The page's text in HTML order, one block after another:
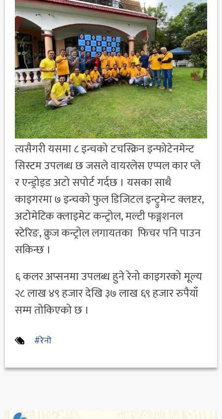
त्यसैगरी यसमा ८ इन्चको टचस्क्रिन इन्फोटेनमेन्ट
सिस्टम उपलब्ध छ जसले वायरलेस एप्पल कार प्ले
र एन्ड्रोइड अटो सपोर्ट गर्दछ । यसका साथै
काइगरमा ७ इन्चको फुल डिजिटल इन्ट्रुमेन्ट क्लष्टर,
अटोमेटिक क्लाइमेट कन्ट्रोल, मल्टी फङ्गशनल
स्टेरिङ, क्रुज कन्ट्रोल लगायतका फिचर पनि पाउन
सकिन्छ ।
६ कलर अप्सनमा उपलब्ध हुने रेनो काइगरको मूल्य
२८ लाख ४९ हजार देखि ३७ लाख ६९ हजार रुपैयाँ
सम्म तोकिएको छ ।
#रेनो